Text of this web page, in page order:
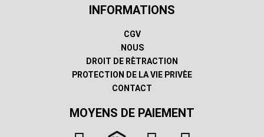
INFORMATIONS
CGV
NOUS
DROIT DE RÈTRACTION
PROTECTION DE LA VIE PRIVÈE
CONTACT
MOYENS DE PAIEMENT